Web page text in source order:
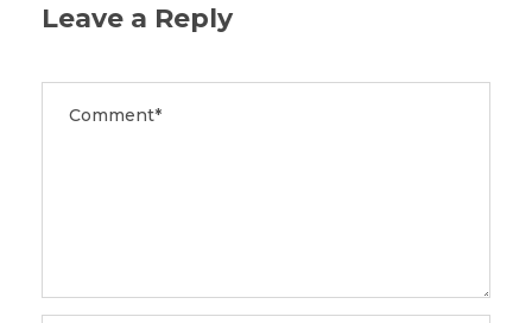
Leave a Reply